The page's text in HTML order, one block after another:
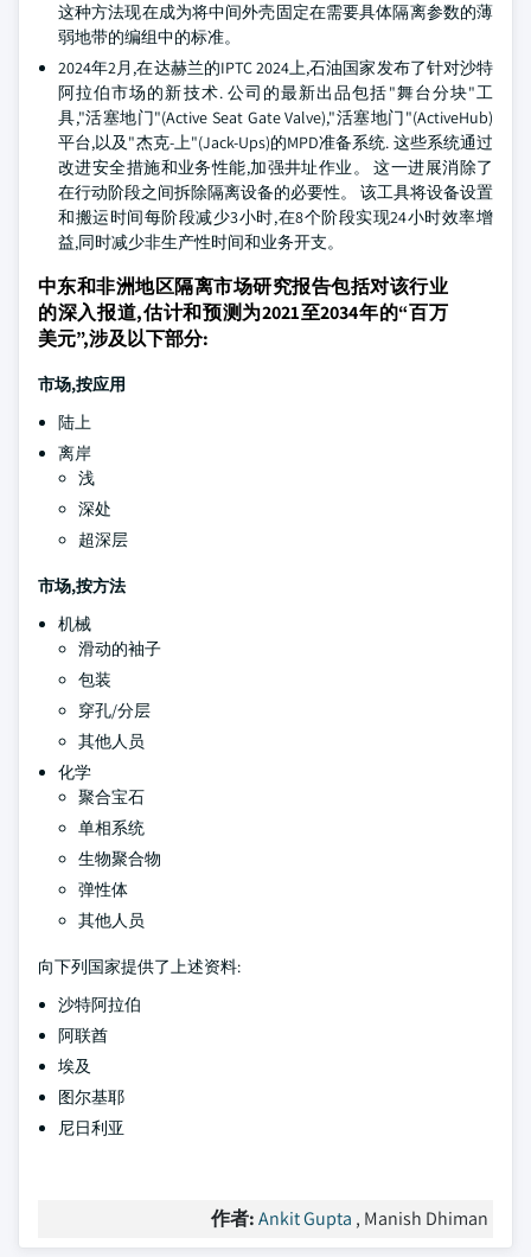
这种方法现在成为将中间外壳固定在需要具体隔离参数的薄
弱地带的编组中的标准。
2024年2月,在达赫兰的IPTC 2024上,石油国家发布了针对沙特
阿拉伯市场的新技术. 公司的最新出品包括"舞台分块"工
具,"活塞地门"(Active Seat Gate Valve),"活塞地门"(ActiveHub)
平台,以及"杰克-上"(Jack-Ups)的MPD准备系统. 这些系统通过
改进安全措施和业务性能,加强井址作业。 这一进展消除了
在行动阶段之间拆除隔离设备的必要性。 该工具将设备设置
和搬运时间每阶段减少3小时,在8个阶段实现24小时效率增
益,同时减少非生产性时间和业务开支。
中东和非洲地区隔离市场研究报告包括对该行业
的深入报道,估计和预测为2021至2034年的“百万
美元”,涉及以下部分:
市场,按应用
陆上
离岸
浅
深处
超深层
市场,按方法
机械
滑动的袖子
包装
穿孔/分层
其他人员
化学
聚合宝石
单相系统
生物聚合物
弹性体
其他人员
向下列国家提供了上述资料:
沙特阿拉伯
阿联酋
埃及
图尔基耶
尼日利亚
作者:Ankit Gupta , Manish Dhiman